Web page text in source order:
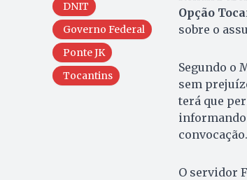
DNIT
Governo Federal
Ponte JK
Tocantins
Opção
sobre o
Segundo o
sem
terá que
informando
convocação.
O servidor